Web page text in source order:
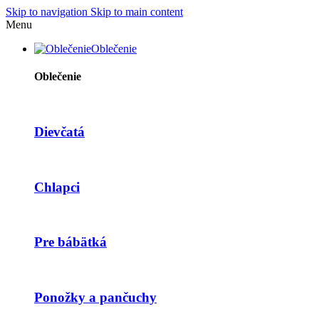
Skip to navigation Skip to main content
Menu
Oblečenie
Oblečenie
Dievčatá
Chlapci
Pre bábätká
Ponožky a pančuchy